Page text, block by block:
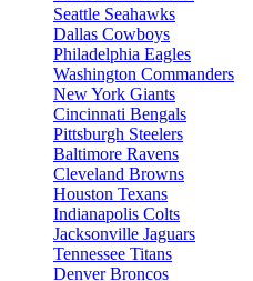
Seattle Seahawks
Dallas Cowboys
Philadelphia Eagles
Washington Commanders
New York Giants
Cincinnati Bengals
Pittsburgh Steelers
Baltimore Ravens
Cleveland Browns
Houston Texans
Indianapolis Colts
Jacksonville Jaguars
Tennessee Titans
Denver Broncos